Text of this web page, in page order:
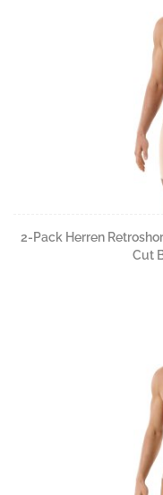
2-Pack Herren
Cut